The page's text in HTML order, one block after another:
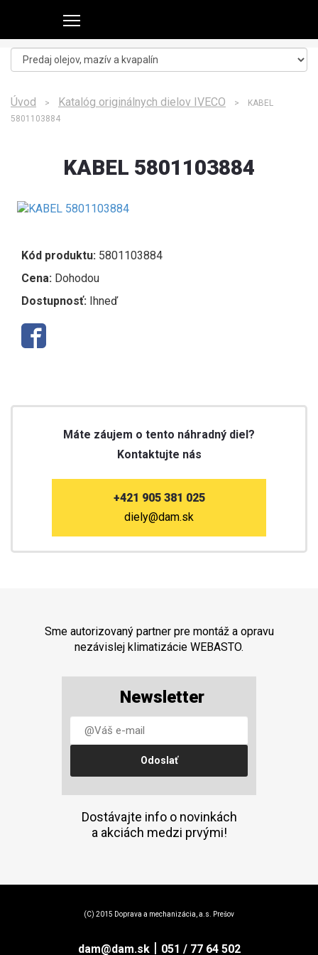
Úvod > Katalóg originálnych dielov IVECO > KABEL
5801103884
KABEL 5801103884
Kód produktu: 5801103884
Cena: Dohodou
Dostupnosť: Ihneď
Máte záujem o tento náhradný diel?
Kontaktujte nás
+421 905 381 025
diely@dam.sk
Sme autorizovaný partner pre montáž a opravu
nezávislej klimatizácie WEBASTO.
Newsletter
Dostávajte info o novinkách
a akciách medzi prvými!
(C) 2015 Doprava a mechanizácia, a.s. Prešov
dam@dam.sk| 051 / 77 64 502